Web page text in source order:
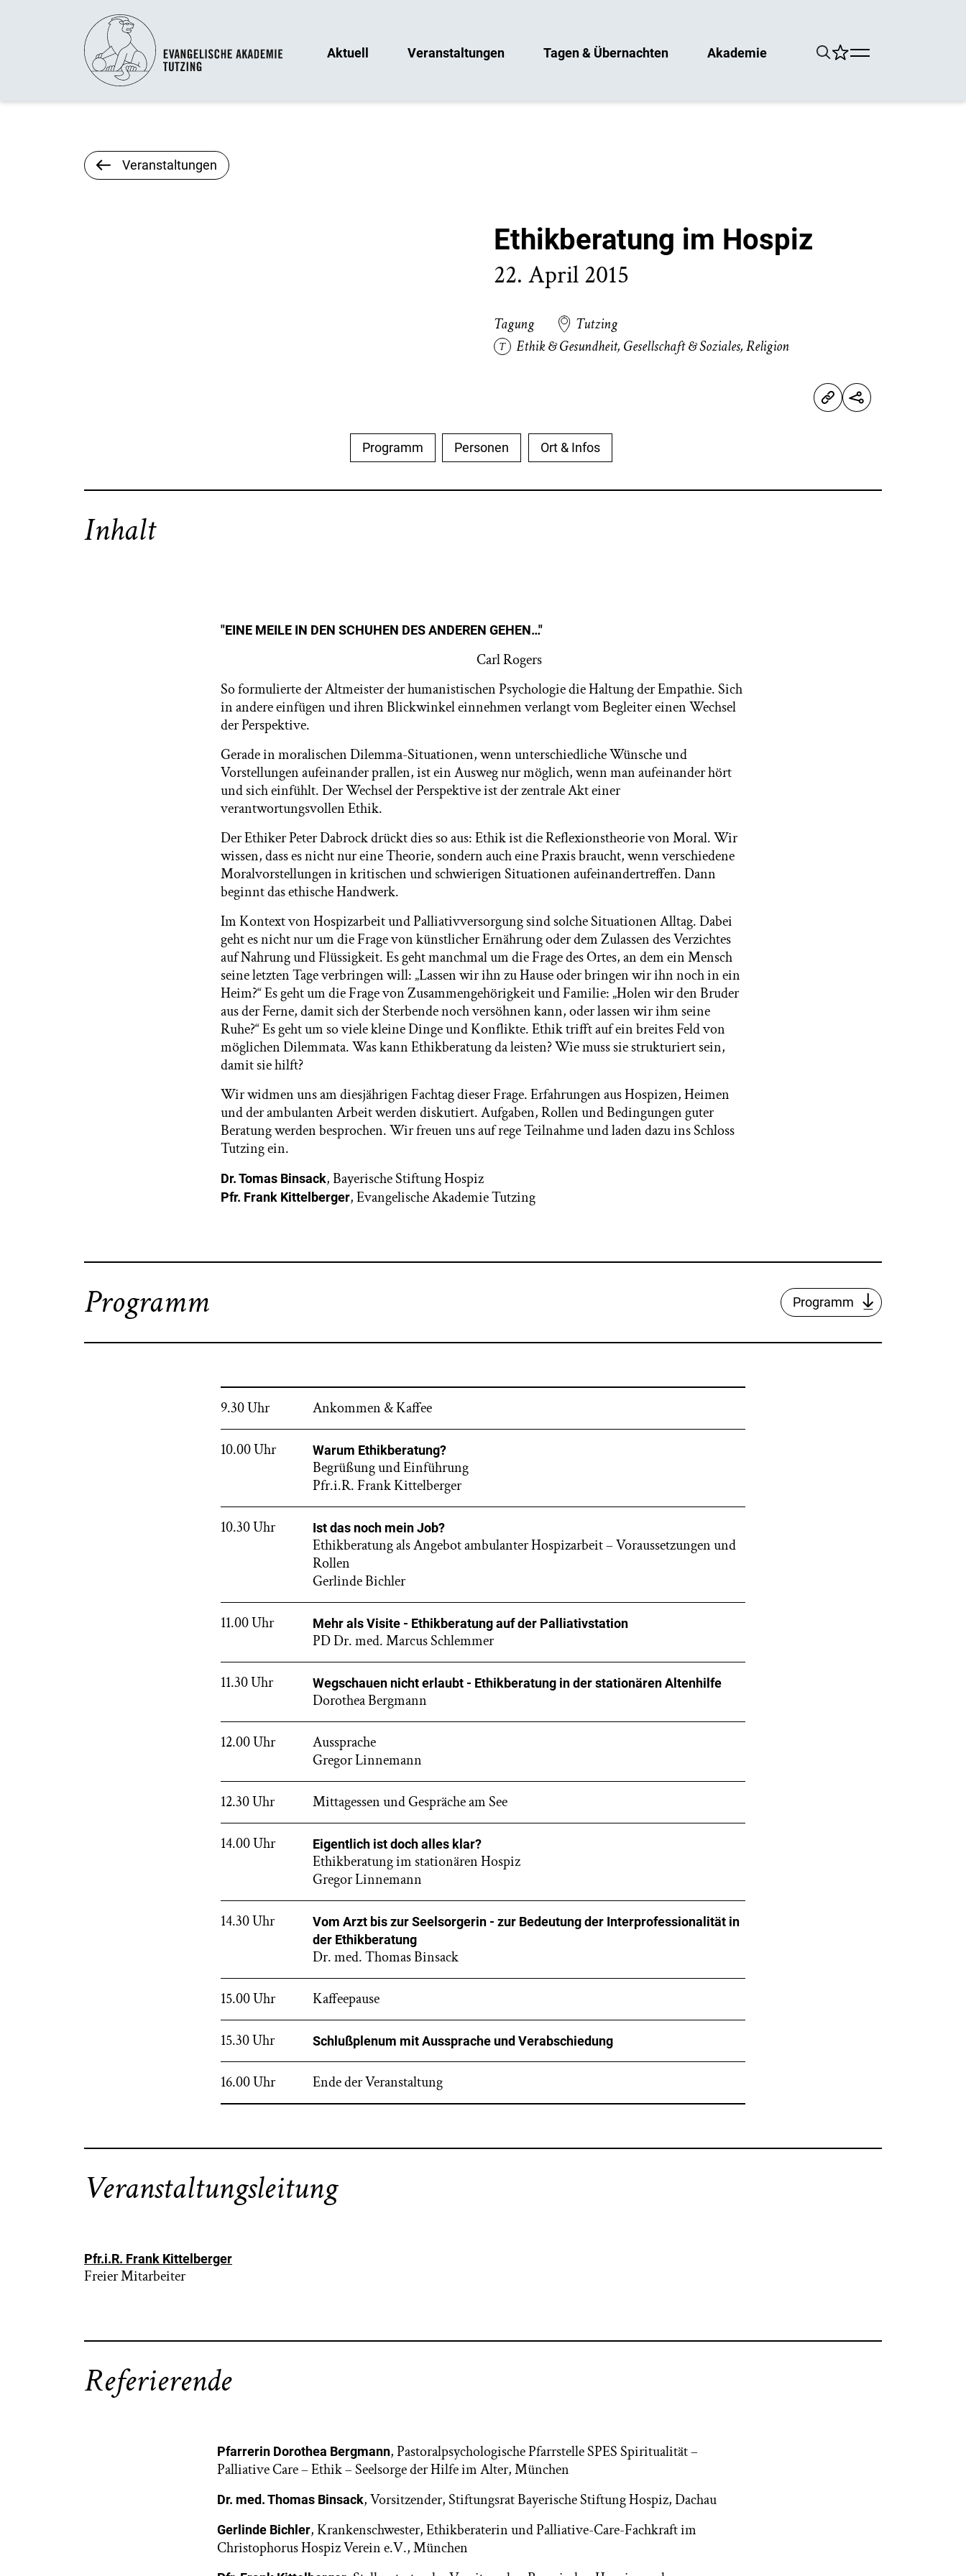
Aktuell Veranstaltungen Tagen & Übernachten Akademie
Veranstaltungen
Ethikberatung im Hospiz
22. April 2015
Tagung
Tutzing
Ethik & Gesundheit, Gesellschaft & Soziales,Religion
Programm Personen Ort & Infos
Inhalt
"EINE MEILE IN DEN SCHUHEN DES ANDEREN GEHEN…"
Carl Rogers
So formulierte der Altmeister der humanistischen Psychologie die Haltung der Empathie. Sich
in andere einfügen und ihren Blickwinkel einnehmen verlangt vom Begleiter einen Wechsel
der Perspektive.
Gerade in moralischen Dilemma-Situationen, wenn unterschiedliche Wünsche und
Vorstellungen aufeinander prallen, ist ein Ausweg nur möglich, wenn man aufeinander hört
und sich einfühlt. Der Wechsel der Perspektive ist der zentrale Akt einer
verantwortungsvollen Ethik.
Der Ethiker Peter Dabrock drückt dies so aus: Ethik ist die Reflexionstheorie von Moral. Wir
wissen, dass es nicht nur eine Theorie, sondern auch eine Praxis braucht, wenn verschiedene
Moralvorstellungen in kritischen und schwierigen Situationen aufeinandertreffen. Dann
beginnt das ethische Handwerk.
Im Kontext von Hospizarbeit und Palliativversorgung sind solche Situationen Alltag. Dabei
geht es nicht nur um die Frage von künstlicher Ernährung oder dem Zulassen des Verzichtes
auf Nahrung und Flüssigkeit. Es geht manchmal um die Frage des Ortes, an dem ein Mensch
seine letzten Tage verbringen will: „Lassen wir ihn zu Hause oder bringen wir ihn noch in ein
Heim?“ Es geht um die Frage von Zusammengehörigkeit und Familie: „Holen wir den Bruder
aus der Ferne, damit sich der Sterbende noch versöhnen kann, oder lassen wir ihm seine
Ruhe?“ Es geht um so viele kleine Dinge und Konflikte. Ethik trifft auf ein breites Feld von
möglichen Dilemmata. Was kann Ethikberatung da leisten? Wie muss sie strukturiert sein,
damit sie hilft?
Wir widmen uns am diesjährigen Fachtag dieser Frage. Erfahrungen aus Hospizen, Heimen
und der ambulanten Arbeit werden diskutiert. Aufgaben, Rollen und Bedingungen guter
Beratung werden besprochen. Wir freuen uns auf rege Teilnahme und laden dazu ins Schloss
Tutzing ein.
Dr. Tomas Binsack, Bayerische Stiftung Hospiz
Pfr. Frank Kittelberger, Evangelische Akademie Tutzing
Programm Programm
9.30 Uhr Ankommen & Kaffee
10.00 Uhr Warum Ethikberatung?
Begrüßung und Einführung
Pfr.i.R. Frank Kittelberger
10.30 Uhr Ist das noch mein Job?
Ethikberatung als Angebot ambulanter Hospizarbeit – Voraussetzungen und
Rollen
Gerlinde Bichler
11.00 Uhr Mehr als Visite - Ethikberatung auf der Palliativstation
PD Dr. med. Marcus Schlemmer
11.30 Uhr Wegschauen nicht erlaubt - Ethikberatung in der stationären Altenhilfe
Dorothea Bergmann
12.00 Uhr
Aussprache
Gregor Linnemann
12.30 Uhr Mittagessen und Gespräche am See
14.00 Uhr Eigentlich ist doch alles klar?
Ethikberatung im stationären Hospiz
Gregor Linnemann
14.30 Uhr
Vom Arzt bis zur Seelsorgerin - zur Bedeutung der Interprofessionalität in
der Ethikberatung
Dr. med. Thomas Binsack
15.00 Uhr Kaffeepause
15.30 Uhr Schlußplenum mit Aussprache und Verabschiedung
16.00 Uhr Ende der Veranstaltung
Veranstaltungsleitung
Pfr.i.R. Frank Kittelberger
Freier Mitarbeiter
Referierende
Pfarrerin Dorothea Bergmann, Pastoralpsychologische Pfarrstelle SPES Spiritualität –
Palliative Care – Ethik – Seelsorge der Hilfe im Alter, München
Dr. med. Thomas Binsack, Vorsitzender, Stiftungsrat Bayerische Stiftung Hospiz, Dachau
Gerlinde Bichler, Krankenschwester, Ethikberaterin und Palliative-Care-Fachkraft im
Christophorus Hospiz Verein e.V., München